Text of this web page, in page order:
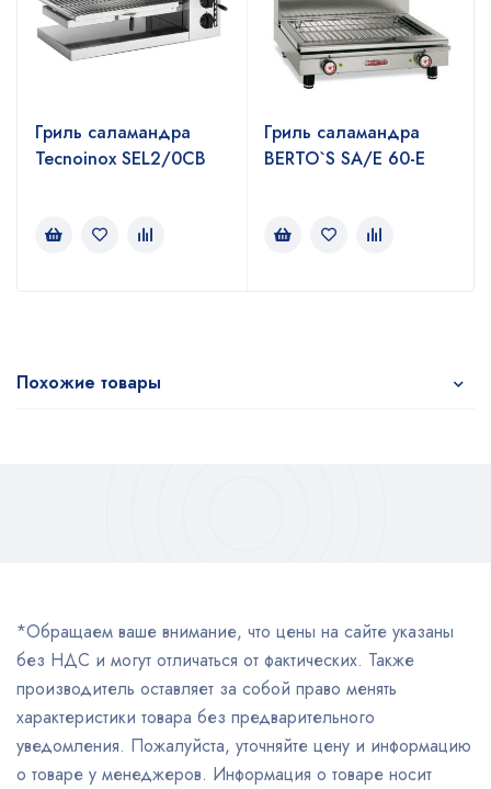
Гриль саламандра
Tecnoinox SEL2/0CB
Гриль саламандра
BERTO`S SA/E 60-E
Похожие товары
*Обращаем ваше внимание, что цены на сайте указаны
без НДС и могут отличаться от фактических. Также
производитель оставляет за собой право менять
характеристики товара без предварительного
уведомления. Пожалуйста, уточняйте цену и информацию
о товаре у менеджеров. Информация о товаре носит